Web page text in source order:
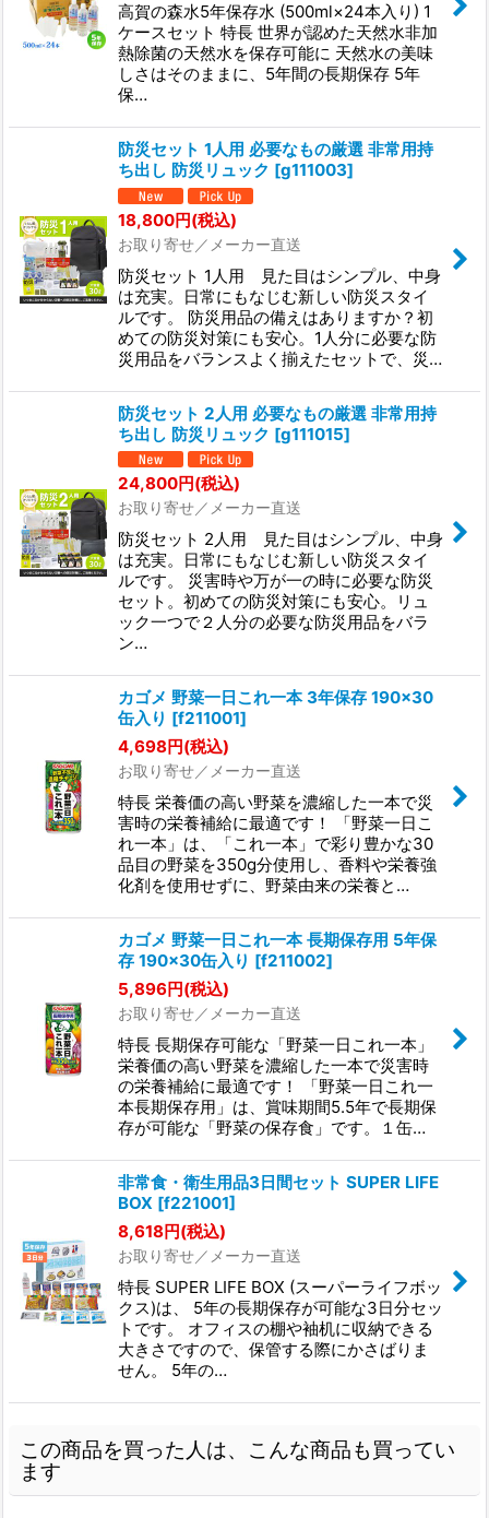
高賀の森水5年保存水 (500ml×24本入り) 1
ケースセット 特長 世界が認めた天然水非加
熱除菌の天然水を保存可能に 天然水の美味
しさはそのままに、5年間の長期保存 5年
保…
防災セット 1人用 必要なもの厳選 非常用持
ち出し 防災リュック [g111003]
18,800円(税込)
お取り寄せ／メーカー直送
防災セット 1人用 見た目はシンプル、中身
は充実。日常にもなじむ新しい防災スタイ
ルです。 防災用品の備えはありますか？初
めての防災対策にも安心。1人分に必要な防
災用品をバランスよく揃えたセットで、災…
防災セット 2人用 必要なもの厳選 非常用持
ち出し 防災リュック [g111015]
24,800円(税込)
お取り寄せ／メーカー直送
防災セット 2人用 見た目はシンプル、中身
は充実。日常にもなじむ新しい防災スタイ
ルです。 災害時や万が一の時に必要な防災
セット。初めての防災対策にも安心。リュ
ック一つで２人分の必要な防災用品をバラ
ン…
カゴメ 野菜一日これ一本 3年保存 190×30
缶入り [f211001]
4,698円(税込)
お取り寄せ／メーカー直送
特長 栄養価の高い野菜を濃縮した一本で災
害時の栄養補給に最適です！ 「野菜一日こ
れ一本」は、「これ一本」で彩り豊かな30
品目の野菜を350g分使用し、香料や栄養強
化剤を使用せずに、野菜由来の栄養と…
カゴメ 野菜一日これ一本 長期保存用 5年保
存 190×30缶入り [f211002]
5,896円(税込)
お取り寄せ／メーカー直送
特長 長期保存可能な「野菜一日これ一本」
栄養価の高い野菜を濃縮した一本で災害時
の栄養補給に最適です！ 「野菜一日これ一
本長期保存用」は、賞味期間5.5年で長期保
存が可能な「野菜の保存食」です。１缶…
非常食・衛生用品3日間セット SUPER LIFE
BOX [f221001]
8,618円(税込)
お取り寄せ／メーカー直送
特長 SUPER LIFE BOX (スーパーライフボッ
クス)は、 5年の長期保存が可能な3日分セッ
トです。 オフィスの棚や袖机に収納できる
大きさですので、保管する際にかさばりま
せん。 5年の…
この商品を買った人は、こんな商品も買ってい
ます